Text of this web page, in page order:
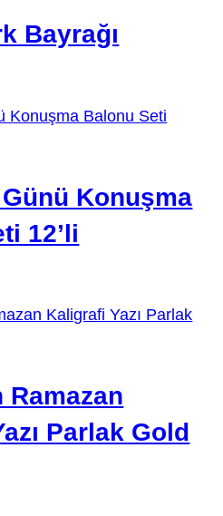
Bayrağı
Konuşma
12’li
Ramazan
Parlak Gold